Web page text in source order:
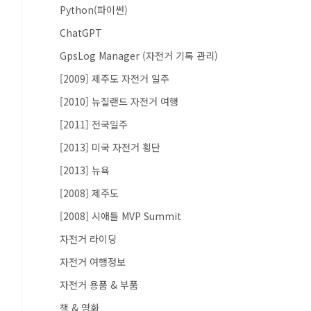
Python(파이썬)
ChatGPT
GpsLog Manager (자전거 기록 관리)
[2009] 제주도 자전거 일주
[2010] 뉴질랜드 자전거 여행
[2011] 전국일주
[2013] 미국 자전거 횡단
[2013] 뉴욕
[2008] 제주도
[2008] 시애틀 MVP Summit
자전거 라이딩
자전거 여행정보
자전거 용품 & 부품
책 & 영화